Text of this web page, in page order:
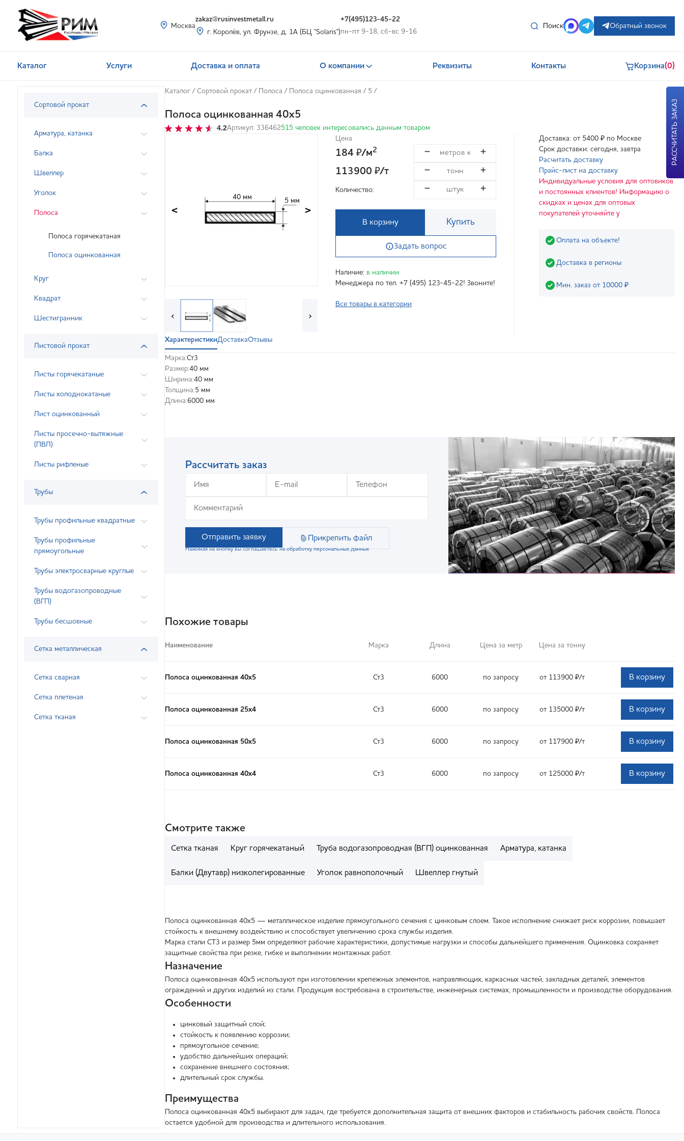
Москва
zakaz@rusinvestmetall.ru
г. Королёв, ул. Фрунзе, д. 1А (БЦ "Solaris")
+7(495)123-45-22
пн-пт 9-18, сб-вс 9-16
Поиск Обратный звонок
Каталог Услуги Доставка и оплата О компании Реквизиты Контакты Корзина(0)
Сортовой прокат
Арматура, катанка
Балка
Швеллер
Уголок
Полоса
Полоса горячекатаная
Полоса оцинкованная
Круг
Квадрат
Шестигранник
Листовой прокат
Листы горячекатаные
Листы холоднокатаные
Лист оцинкованный
Листы просечно-вытяжные
(ПВЛ)
Листы рифленые
Трубы
Трубы профильные квадратные
Трубы профильные
прямоугольные
Трубы электросварные круглые
Трубы водогазопроводные
(ВГП)
Трубы бесшовные
Сетка металлическая
Сетка сварная
Сетка плетеная
Сетка тканая
Каталог / Сортовой прокат / Полоса / Полоса оцинкованная / 5 /
Полоса оцинкованная 40x5
4.2Артикул: 336462515 человек интересовались данным товаром
40 мм 5 мм
< >
‹ ›
Цена
184 ₽/м2
113900 ₽/т
Количество:
В корзину Купить
Задать вопрос
Наличие: в наличии
Менеджера по тел. +7 (495) 123-45-22! Звоните!
Все товары в категории
Доставка: от 5400 ₽ по Москве
Срок доставки: сегодня, завтра
Расчитать доставку
Прайс-лист на доставку
Индивидуальные условия для оптовиков
и постоянных клиентов! Информацию о
скидках и ценах для оптовых
покупателей уточняйте у
Оплата на объекте!
Доставка в регионы
Мин. заказ от 10000 ₽
ХарактеристикиДоставкаОтзывы
Марка:Ст3
Размер:40 мм
Ширина:40 мм
Толщина:5 мм
Длина:6000 мм
Рассчитать заказ
Отправить заявку Прикрепить файл
Нажимая на кнопку вы соглашаетесь на обработку персональных данных
Похожие товары
Наименование Марка Длина Цена за метр Цена за тонну
Полоса оцинкованная 40x5 Ст3 6000 по запросу от 113900 ₽/т В корзину
Полоса оцинкованная 25x4 Ст3 6000 по запросу от 135000 ₽/т В корзину
Полоса оцинкованная 50x5 Ст3 6000 по запросу от 117900 ₽/т В корзину
Полоса оцинкованная 40x4 Ст3 6000 по запросу от 125000 ₽/т В корзину
Смотрите также
Сетка тканая Круг горячекатаный Труба водогазопроводная (ВГП) оцинкованная Арматура, катанка
Балки (Двутавр) низколегированные Уголок равнополочный Швеллер гнутый
Полоса оцинкованная 40x5 — металлическое изделие прямоугольного сечения с цинковым слоем. Такое исполнение снижает риск коррозии, повышает
стойкость к внешнему воздействию и способствует увеличению срока службы изделия.
Марка стали СТ3 и размер 5мм определяют рабочие характеристики, допустимые нагрузки и способы дальнейшего применения. Оцинковка сохраняет
защитные свойства при резке, гибке и выполнении монтажных работ.
Назначение
Полоса оцинкованная 40x5 используют при изготовлении крепежных элементов, направляющих, каркасных частей, закладных деталей, элементов
ограждений и других изделий из стали. Продукция востребована в строительстве, инженерных системах, промышленности и производстве оборудования.
Особенности
цинковый защитный слой;
стойкость к появлению коррозии;
прямоугольное сечение;
удобство дальнейших операций;
сохранение внешнего состояния;
длительный срок службы.
Преимущества
Полоса оцинкованная 40x5 выбирают для задач, где требуется дополнительная защита от внешних факторов и стабильность рабочих свойств. Полоса
остается удобной для производства и длительного использования.
РАССЧИТАТЬ ЗАКАЗ